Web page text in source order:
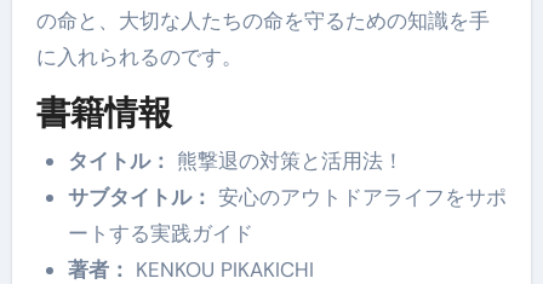
の命と、大切な人たちの命を守るための知識を手
に入れられるのです。
書籍情報
タイトル： 熊撃退の対策と活用法！
サブタイトル： 安心のアウトドアライフをサポ
ートする実践ガイド
著者： KENKOU PIKAKICHI